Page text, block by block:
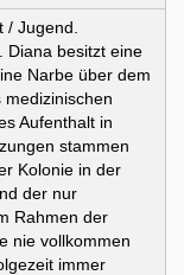
Jugend.
Diana besitzt eine
Narbe über dem
Aufenthalt in
stammen
Kolonie in der
der nur
Rahmen der
nie vollkommen
immer